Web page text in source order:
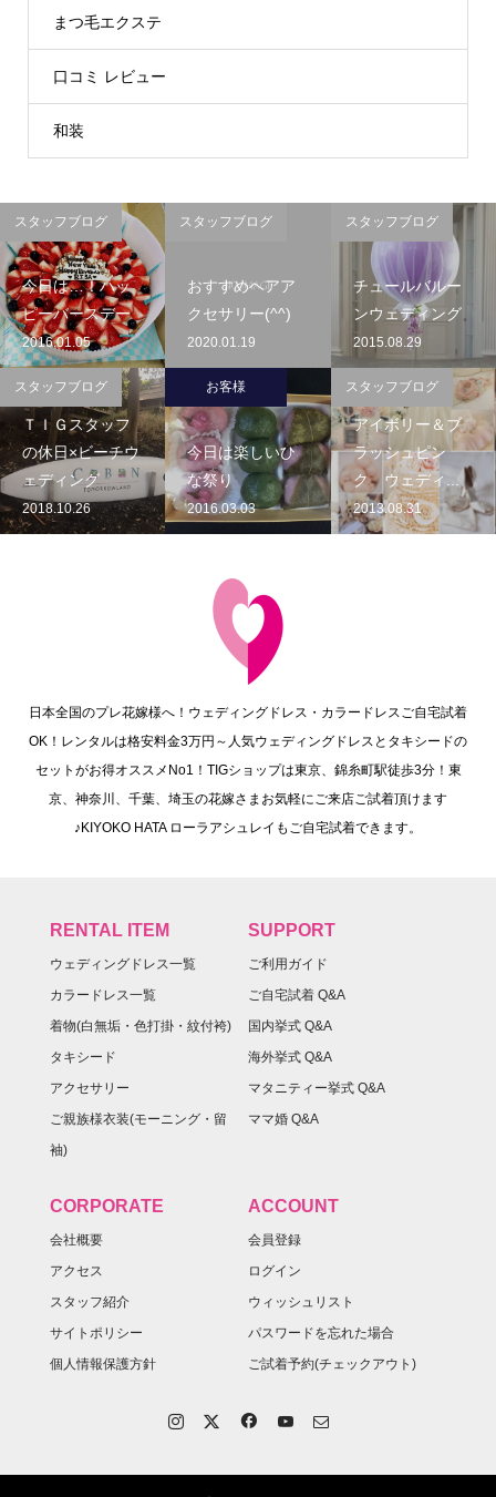
まつ毛エクステ
口コミ レビュー
和装
今日は…！ハッ
ピーバースデー
2016.01.05
スタッフブログ
おすすめヘアア
クセサリー(^^)
2020.01.19
スタッフブログ
チュールバルー
ンウェディング
2015.08.29
スタッフブログ
ＴＩＧスタッフ
の休日×ビーチウ
ェディング
2018.10.26
スタッフブログ
今日は楽しいひ
な祭り
2016.03.03
お客様
アイボリー＆ブ
ラッシュピン
ク ウェディ...
2013.08.31
スタッフブログ
日本全国のプレ花嫁様へ！ウェディングドレス・カラードレスご自宅試着
OK！レンタルは格安料金3万円～人気ウェディングドレスとタキシードの
セットがお得オススメNo1！TIGショップは東京、錦糸町駅徒歩3分！東
京、神奈川、千葉、埼玉の花嫁さまお気軽にご来店ご試着頂けます
♪KIYOKO HATA ローラアシュレイもご自宅試着できます。
RENTAL ITEM
ウェディングドレス一覧
カラードレス一覧
着物(白無垢・色打掛・紋付袴)
タキシード
アクセサリー
ご親族様衣装(モーニング・留
袖)
SUPPORT
ご利用ガイド
ご自宅試着 Q&A
国内挙式 Q&A
海外挙式 Q&A
マタニティー挙式 Q&A
ママ婚 Q&A
CORPORATE
会社概要
アクセス
スタッフ紹介
サイトポリシー
個人情報保護方針
ACCOUNT
会員登録
ログイン
ウィッシュリスト
パスワードを忘れた場合
ご試着予約(チェックアウト)